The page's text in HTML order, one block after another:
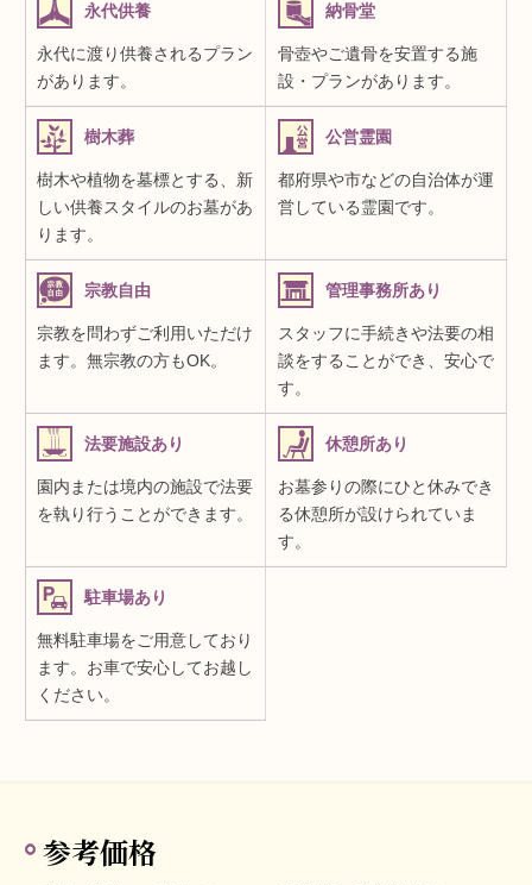
永代供養
永代に渡り供養されるプラン
があります。
納骨堂
骨壺やご遺骨を安置する施
設・プランがあります。
樹木葬
樹木や植物を墓標とする、新
しい供養スタイルのお墓があ
ります。
公営霊園
都府県や市などの自治体が運
営している霊園です。
宗教自由
宗教を問わずご利用いただけ
ます。無宗教の方もOK。
管理事務所あり
スタッフに手続きや法要の相
談をすることができ、安心で
す。
法要施設あり
園内または境内の施設で法要
を執り行うことができます。
休憩所あり
お墓参りの際にひと休みでき
る休憩所が設けられていま
す。
駐車場あり
無料駐車場をご用意しており
ます。お車で安心してお越し
ください。
参考価格